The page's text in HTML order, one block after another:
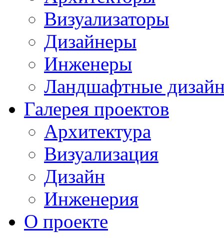
Визуализаторы
Дизайнеры
Инженеры
Ландшафтные
Галерея проектов
Архитектура
Визуализация
Дизайн
Инженерия
О проекте